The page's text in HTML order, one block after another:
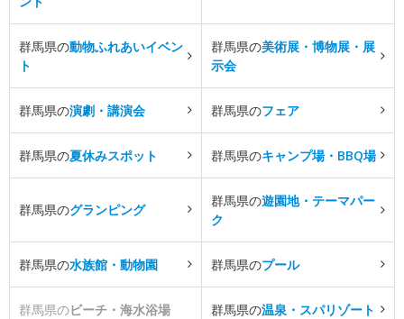
群馬県の動物ふれあいイベン
ト
群馬県の美術展・博物展・展
示会
群馬県の演劇・講演会 群馬県のフェア
群馬県の夏休みスポット 群馬県のキャンプ場・BBQ場
群馬県のグランピング
群馬県の遊園地・テーマパー
ク
群馬県の水族館・動物園 群馬県のプール
群馬県のビーチ・海水浴場 群馬県の温泉・スパリゾート